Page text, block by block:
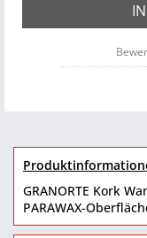
GRANORTE Kork
PARAWAX-